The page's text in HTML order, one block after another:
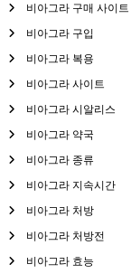
비아그라 구매 사이트
비아그라 구입
비아그라 복용
비아그라 사이트
비아그라 시알리스
비아그라 약국
비아그라 종류
비아그라 지속시간
비아그라 처방
비아그라 처방전
비아그라 효능